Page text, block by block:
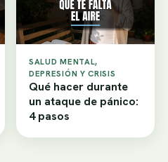
SALUD MENTAL,
DEPRESIÓN Y CRISIS
Qué hacer durante
un ataque de pánico:
4 pasos